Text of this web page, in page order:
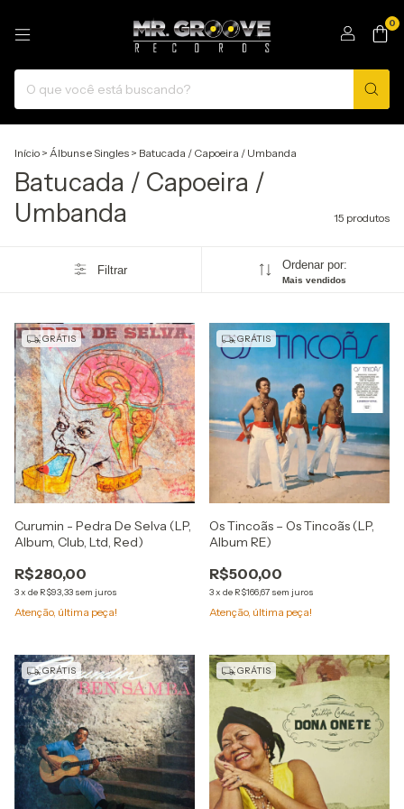
0
Início > Álbuns e Singles > Batucada / Capoeira / Umbanda
Batucada / Capoeira /
Umbanda
15 produtos
Filtrar Ordenar por:
Mais vendidos
GRÁTIS
Curumin - Pedra De Selva (LP,
Album, Club, Ltd, Red)
R$280,00
3x de R$93,33 sem juros
Atenção, última peça!
GRÁTIS
Os Tincoãs – Os Tincoãs (LP,
Album RE)
R$500,00
3x de R$166,67 sem juros
Atenção, última peça!
GRÁTIS GRÁTIS